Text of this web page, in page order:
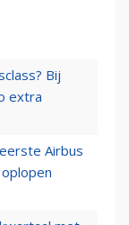
Bij
extra
Airbus